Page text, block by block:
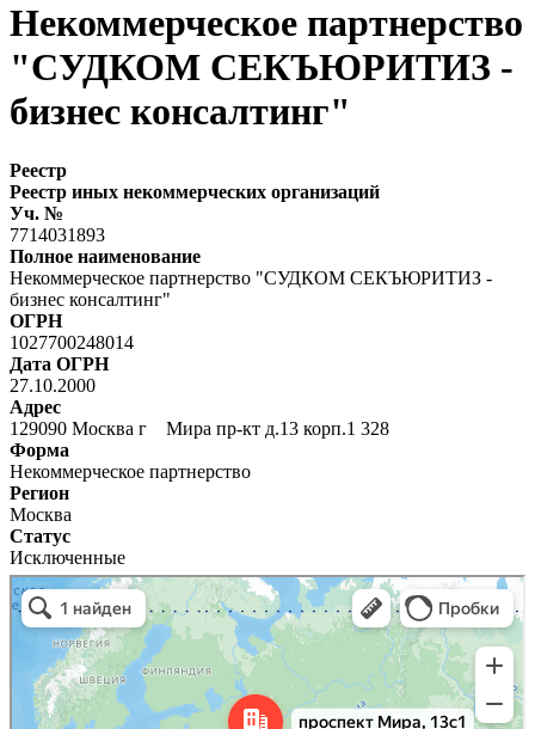
Некоммерческое партнерство
"СУДКОМ СЕКЪЮРИТИЗ -
бизнес консалтинг"
Реестр
Реестр иных некоммерческих организаций
Уч. №
7714031893
Полное наименование
Некоммерческое партнерство "СУДКОМ СЕКЪЮРИТИЗ -
бизнес консалтинг"
ОГРН
1027700248014
Дата ОГРН
27.10.2000
Адрес
129090 Москва г Мира пр-кт д.13 корп.1 328
Форма
Некоммерческое партнерство
Регион
Москва
Статус
Исключенные